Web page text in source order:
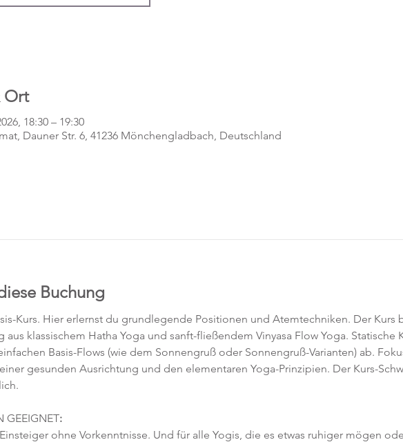
Ort
18:30 – 19:30
Dauner Str. 6, 41236 Mönchengladbach, Deutschland
Buchung
Kurs. Hier erlernst du grundlegende Positionen und Atemtechniken. Der Kurs
aus klassischem Hatha Yoga und sanft-fließendem Vinyasa Flow Yoga. Statische
Basis-Flows (wie dem Sonnengruß oder Sonnengruß-Varianten) ab.
gesunden Ausrichtung und den elementaren Yoga-Prinzipien. Der Kurs-
GEEIGNET:
ohne Vorkenntnisse. Und für alle Yogis, die es etwas ruhiger mögen